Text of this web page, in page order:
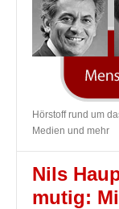
Hörstoff rund um
Medien und mehr
Nils
mutig: